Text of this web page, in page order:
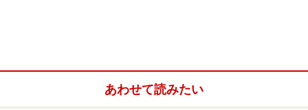
あわせて読みたい